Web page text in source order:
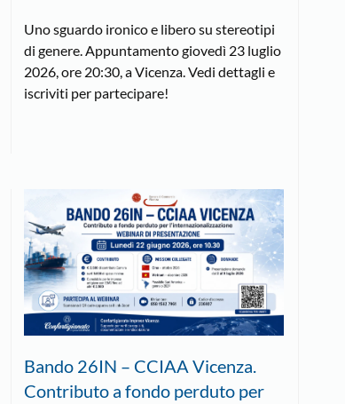
Uno sguardo ironico e libero su stereotipi
di genere. Appuntamento giovedì 23 luglio
2026, ore 20:30, a Vicenza. Vedi dettagli e
iscriviti per partecipare!
Bando 26IN – CCIAA Vicenza.
Contributo a fondo perduto per